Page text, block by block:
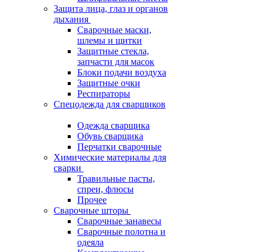
Защита лица, глаз и органов
дыхания
Сварочные маски,
шлемы и щитки
Защитные стекла,
запчасти для масок
Блоки подачи воздуха
Защитные очки
Респираторы
Спецодежда для сварщиков
Одежда сварщика
Обувь сварщика
Перчатки сварочные
Химические материалы для
сварки
Травильные пасты,
спреи, флюсы
Прочее
Сварочные шторы
Сварочные занавесы
Сварочные полотна и
одеяла